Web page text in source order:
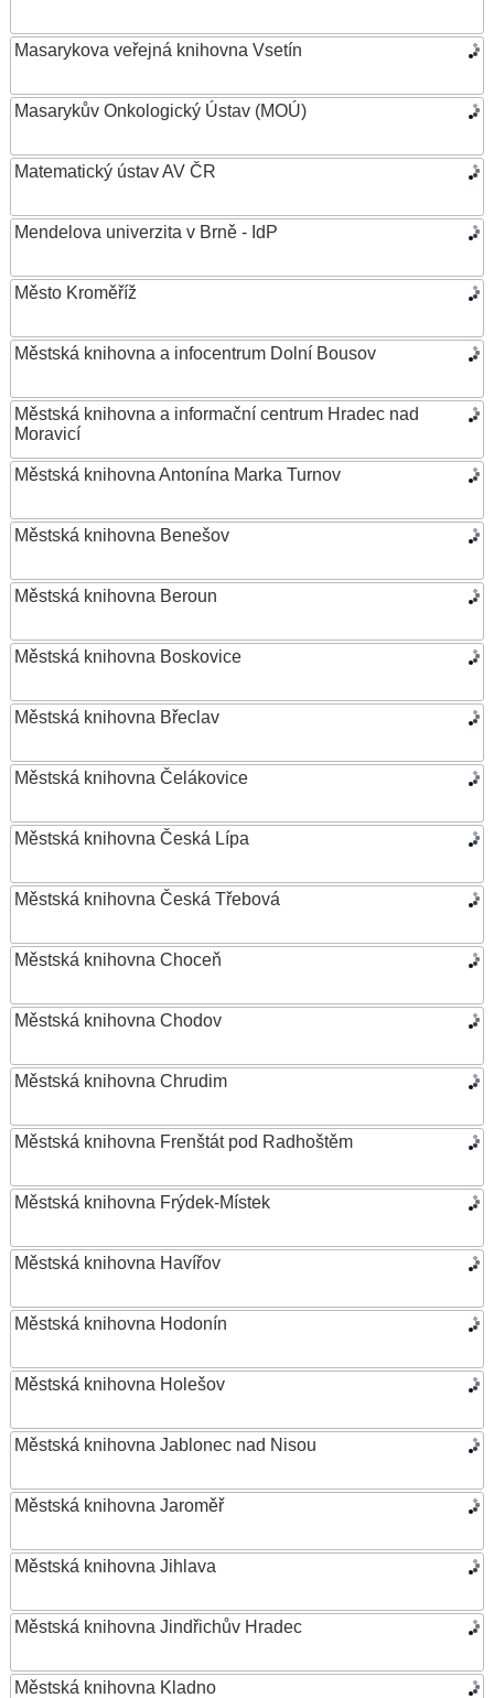
Masarykova veřejná knihovna Vsetín
Masarykův Onkologický Ústav (MOÚ)
Matematický ústav AV ČR
Mendelova univerzita v Brně - IdP
Město Kroměříž
Městská knihovna a infocentrum Dolní Bousov
Městská knihovna a informační centrum Hradec nad
Moravicí
Městská knihovna Antonína Marka Turnov
Městská knihovna Benešov
Městská knihovna Beroun
Městská knihovna Boskovice
Městská knihovna Břeclav
Městská knihovna Čelákovice
Městská knihovna Česká Lípa
Městská knihovna Česká Třebová
Městská knihovna Choceň
Městská knihovna Chodov
Městská knihovna Chrudim
Městská knihovna Frenštát pod Radhoštěm
Městská knihovna Frýdek-Místek
Městská knihovna Havířov
Městská knihovna Hodonín
Městská knihovna Holešov
Městská knihovna Jablonec nad Nisou
Městská knihovna Jaroměř
Městská knihovna Jihlava
Městská knihovna Jindřichův Hradec
Městská knihovna Kladno